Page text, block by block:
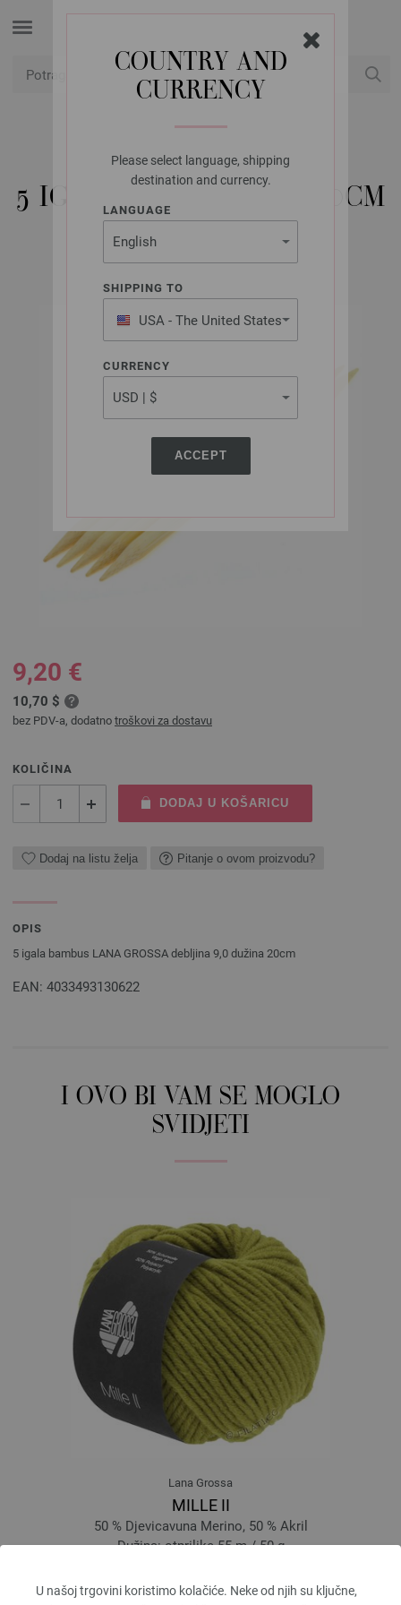
COUNTRY AND
CURRENCY
Please select language, shipping
destination and currency.
LANGUAGE
SHIPPING TO
USA - The United States
of America
CURRENCY
ACCEPT
U našoj trgovini koristimo kolačiće. Neke od njih su ključne,
LANA GROSSA
5 IGALA BAMBUS 9,0/20CM
9,20 €
10,70 $
bez PDV-a, dodatno troškovi za dostavu
KOLIČINA
DODAJ U KOŠARICU
Dodaj na listu želja Pitanje o ovom proizvodu?
OPIS
5 igala bambus LANA GROSSA debljina 9,0 dužina 20cm
EAN: 4033493130622
I OVO BI VAM SE MOGLO
SVIDJETI
Lana Grossa
MILLE II
50 % Djevicavuna Merino, 50 % Akril
Dužina: otprilike 55 m / 50 g
3,78 €
4,40 $